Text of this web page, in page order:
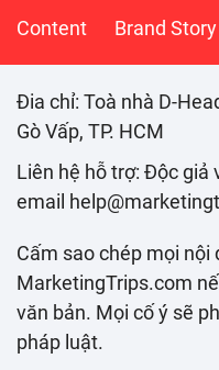
Content
Brand Story
Đia chỉ: Toà nhà D-
Gò Vấp, TP. HCM
Liên hệ hỗ trợ: Độc giả
email
Cấm sao chép mọi
MarketingTrips.com
văn bản. Mọi cố ý sẽ
pháp luật.